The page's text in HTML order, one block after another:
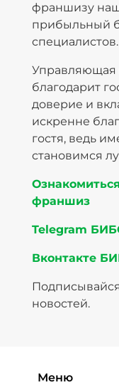
франшизу
прибыльный
специалистов.
Управляющая
благодарит
доверие и
искренне
гостя, ведь
становимся
франшиз
Telegram
Вконтакте
новостей.
Меню